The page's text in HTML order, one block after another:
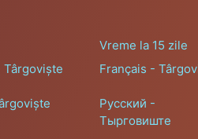
Vreme la 15 zile
Târgoviște Français -
Русский -
Тырговиште